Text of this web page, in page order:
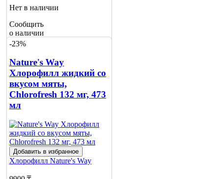
Нет в наличии
Сообщить
о наличии
3
-23%
Nature's Way
Хлорофилл жидкий со
вкусом мяты,
Chlorofresh 132 мг, 473
мл
Добавить в избранное
Хлорофилл Nature's Way